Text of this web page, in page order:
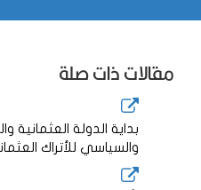
مقالات ذات صلة
بداية الدولة
والسياسي للأتراك